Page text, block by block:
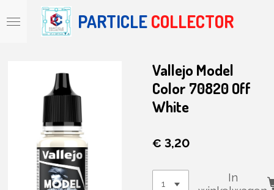
direct
PARTICLE COLLECTOR
Vallejo Model
Color 70820 Off
White
€ 3,20
In